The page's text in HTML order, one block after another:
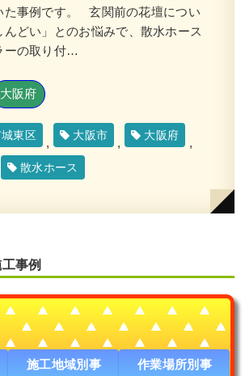
た事例です。 玄関前の花壇につい
どい」とのお悩みで、散水ホース
ーの取り付…
大阪府
東区
,
大阪市
,
大阪府
,
散水ホース
事例
施工地域別事
作業場所別事